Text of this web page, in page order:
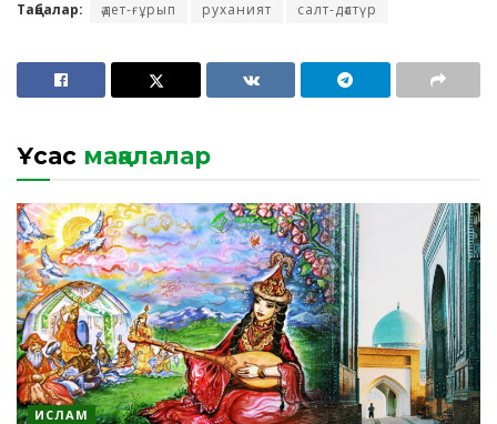
Таңбалар: әдет-ғұрып руханият салт-дәстүр
Ұқсас мақалалар
ИСЛАМ